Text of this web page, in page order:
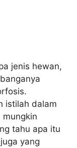
jenis hewan,
istilah dalam
mungkin
tahu apa itu
yang